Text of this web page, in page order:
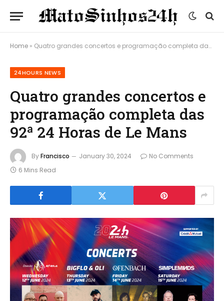
Home » Quatro grandes concertos e programação completa das 92ª 24 Horas de Le Mans
24HOURS NEWS
Quatro grandes concertos e
programação completa das
92ª 24 Horas de Le Mans
ByFrancisco January 30, 2024
No Comments
6 Mins Read